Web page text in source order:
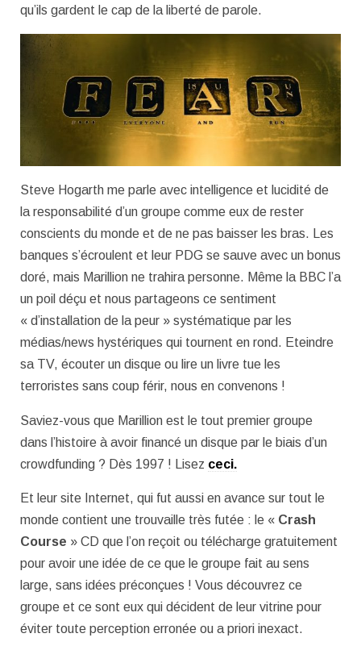
qu’ils gardent le cap de la liberté de parole.
Steve Hogarth me parle avec intelligence et lucidité de
la responsabilité d’un groupe comme eux de rester
conscients du monde et de ne pas baisser les bras. Les
banques s’écroulent et leur PDG se sauve avec un bonus
doré, mais Marillion ne trahira personne. Même la BBC l’a
un poil déçu et nous partageons ce sentiment
« d’installation de la peur » systématique par les
médias/news hystériques qui tournent en rond. Eteindre
sa TV, écouter un disque ou lire un livre tue les
terroristes sans coup férir, nous en convenons !
Saviez-vous que Marillion est le tout premier groupe
dans l’histoire à avoir financé un disque par le biais d’un
crowdfunding ? Dès 1997 ! Lisez ceci.
Et leur site Internet, qui fut aussi en avance sur tout le
monde contient une trouvaille très futée : le « Crash
Course » CD que l’on reçoit ou télécharge gratuitement
pour avoir une idée de ce que le groupe fait au sens
large, sans idées préconçues ! Vous découvrez ce
groupe et ce sont eux qui décident de leur vitrine pour
éviter toute perception erronée ou a priori inexact.